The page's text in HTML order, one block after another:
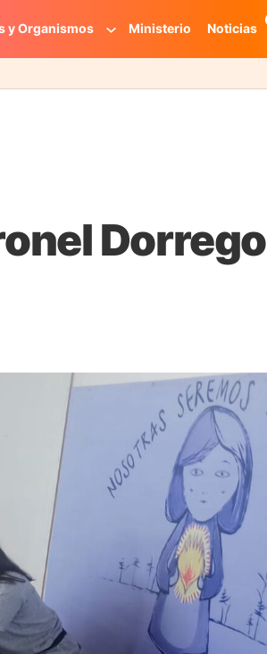
y Organismos Ministerio Noticias
Dorrego